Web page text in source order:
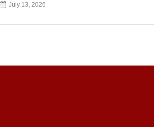
July 13, 2026